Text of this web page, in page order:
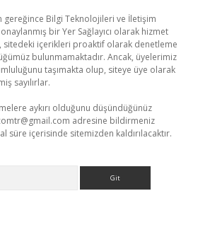
gereğince Bilgi Teknolojileri ve İletişim
bir Yer Sağlayıcı olarak hizmet
sitedeki içerikleri proaktif olarak denetleme
bulunmamaktadır. Ancak, üyelerimiz
taşımakta olup, siteye üye olarak
sayılırlar.
aykırı olduğunu düşündüğünüz
adresine bildirmeniz
süre içerisinde sitemizden kaldırılacaktır.